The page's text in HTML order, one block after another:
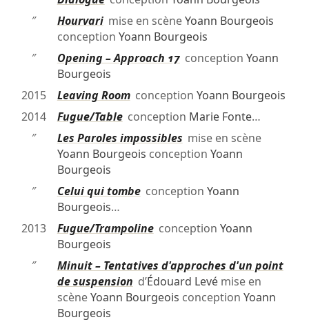
″
Hourvarimise en scèneYoann Bourgeois
conception Yoann Bourgeois
″
Opening – Approach 17conception Yoann
Bourgeois
2015
Leaving Roomconception Yoann Bourgeois
2014
Fugue/Tableconception Marie Fonte…
″
Les Paroles impossibles mise en scène
Yoann Bourgeois conception Yoann
Bourgeois
″
Celui qui tombeconception Yoann
Bourgeois…
2013
Fugue/Trampolineconception Yoann
Bourgeois
″
Minuit – Tentatives d'approches d'un point
de suspension d’Édouard Levémise en
scèneYoann Bourgeois conception Yoann
Bourgeois